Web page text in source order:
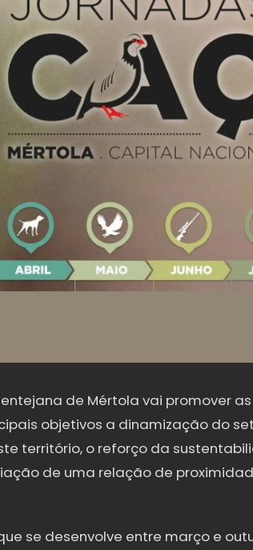
de Mértola vai promover
objetivos a dinamização do
território, o reforço da
de uma relação de
se desenvolve entre março e